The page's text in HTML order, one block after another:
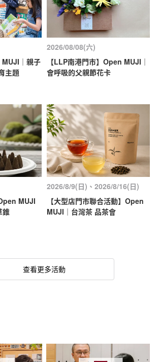
MUJI｜親子
主題
2026/08/08(六)
【LLP南港門市】Open MUJI｜
會呼吸的父親節花卡
MUJI
錐
2026/8/9(日)、2026/8/16(日)
【大型店門市聯合活動】Open
MUJI｜台灣茶 品茶會
查看更多活動